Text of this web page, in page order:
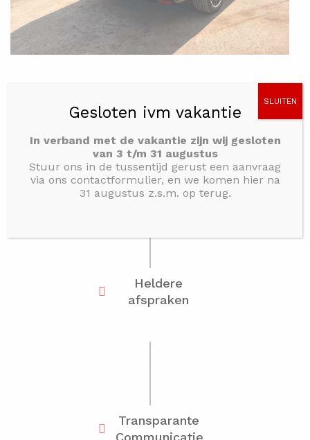
Meer dan 30
jaar ervaring
Heldere
afspraken
Transparante
Communicatie
Gesloten ivm vakantie
In verband met de vakantie zijn wij gesloten
van 3 t/m 31 augustus
Stuur ons in de tussentijd gerust een aanvraag
via ons contactformulier, en we komen hier na
31 augustus z.s.m. op terug.
SLUITEN